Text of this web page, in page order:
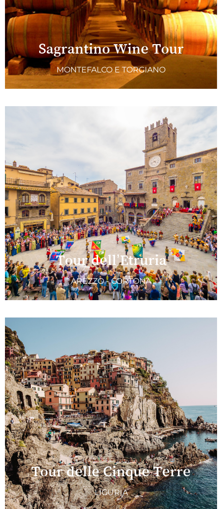
Sagrantino Wine Tour
MONTEFALCO E TORGIANO
Tour dell’Etruria
AREZZO - CORTONA
Tour delle Cinque Terre
LIGURIA